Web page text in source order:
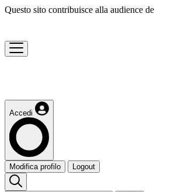
Questo sito contribuisce alla audience de
Accedi
Modifica profilo Logout